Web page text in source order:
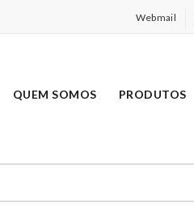
Webmail
QUEM SOMOS PRODUTOS